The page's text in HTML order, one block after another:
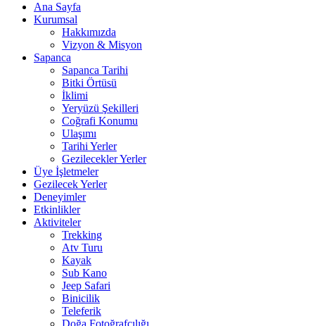
Ana Sayfa
Kurumsal
Hakkımızda
Vizyon & Misyon
Sapanca
Sapanca Tarihi
Bitki Örtüsü
İklimi
Yeryüzü Şekilleri
Coğrafi Konumu
Ulaşımı
Tarihi Yerler
Gezilecekler Yerler
Üye İşletmeler
Gezilecek Yerler
Deneyimler
Etkinlikler
Aktiviteler
Trekking
Atv Turu
Kayak
Sub Kano
Jeep Safari
Binicilik
Teleferik
Doğa Fotoğrafçılığı